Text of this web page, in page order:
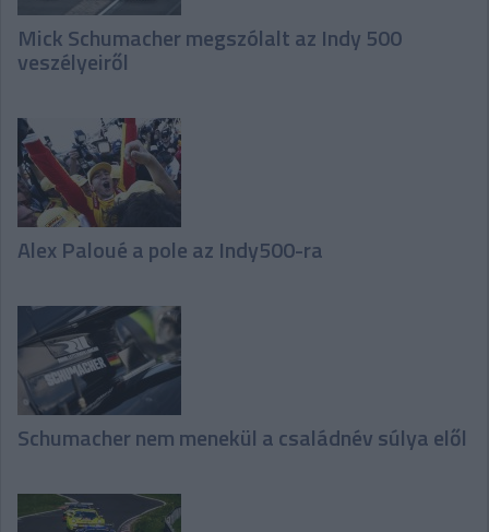
Mick Schumacher megszólalt az Indy 500
veszélyeiről
Alex Paloué a pole az Indy500-ra
Schumacher nem menekül a családnév súlya elől